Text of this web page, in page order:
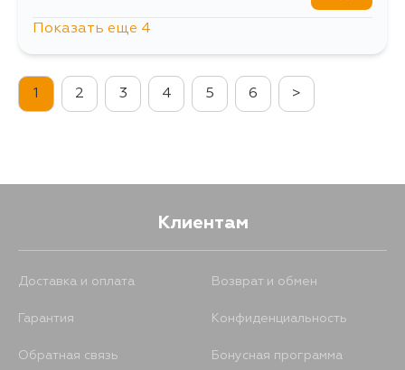
13 августа 1019
Показать еще 4
1 2 3 4 5 6 >
Клиентам
Доставка и оплата Возврат и обмен
Гарантия Конфиденциальность
Обратная связь Бонусная программа